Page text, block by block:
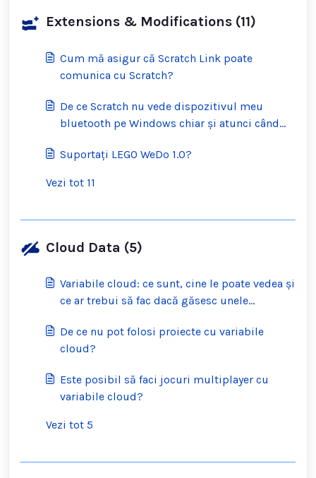
Extensions & Modifications (11)
Cum mă asigur că Scratch Link poate
comunica cu Scratch?
De ce Scratch nu vede dispozitivul meu
bluetooth pe Windows chiar și atunci când
Suportați LEGO WeDo 1.0?
Vezi tot 11
Cloud Data (5)
Variabile cloud: ce sunt, cine le poate vedea și
ce ar trebui să fac dacă găsesc unele
De ce nu pot folosi proiecte cu variabile
cloud?
Este posibil să faci jocuri multiplayer cu
variabile cloud?
Vezi tot 5